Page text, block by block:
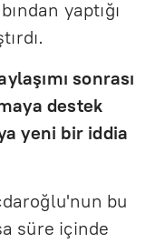
yaptığı
sonrası
destek
yeni bir iddia
bu
süre içinde